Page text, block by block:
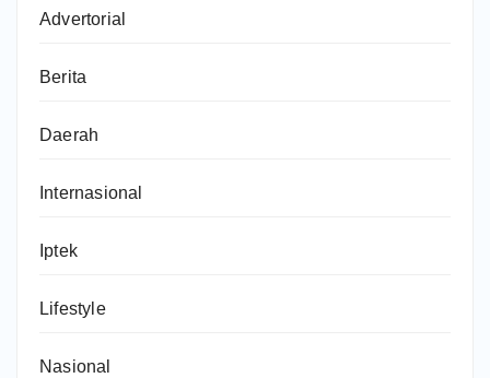
Advertorial
Berita
Daerah
Internasional
Iptek
Lifestyle
Nasional